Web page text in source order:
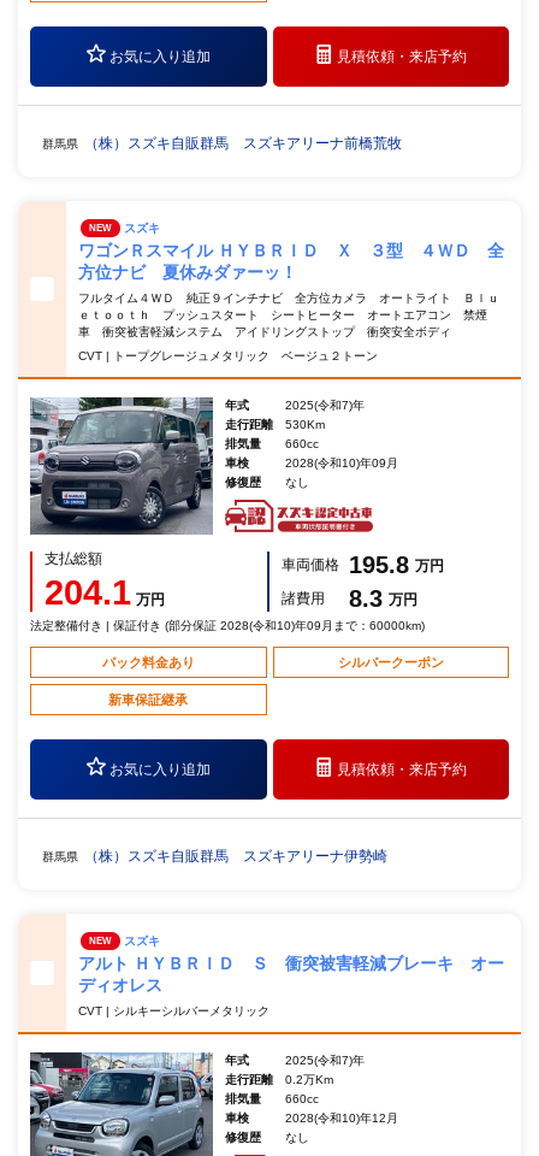
お気に入り追加 見積依頼・来店予約
群馬県 （株）スズキ自販群馬 スズキアリーナ前橋荒牧
NEW スズキ
ワゴンＲスマイル ＨＹＢＲＩＤ Ｘ ３型 ４ＷＤ 全
方位ナビ 夏休みダァーッ！
フルタイム４ＷＤ 純正９インチナビ 全方位カメラ オートライト Ｂｌｕ
ｅｔｏｏｔｈ プッシュスタート シートヒーター オートエアコン 禁煙
車 衝突被害軽減システム アイドリングストップ 衝突安全ボディ
CVT | トープグレージュメタリック ベージュ２トーン
年式
2025(令和7)年
走行距離
530Km
排気量
660cc
車検
2028(令和10)年09月
修復歴
なし
支払総額
204.1 万円
車両価格 195.8 万円
諸費用
8.3 万円
法定整備付き | 保証付き (部分保証 2028(令和10)年09月まで：60000km)
パック料金あり シルバークーポン
新車保証継承
お気に入り追加 見積依頼・来店予約
群馬県 （株）スズキ自販群馬 スズキアリーナ伊勢崎
NEW スズキ
アルト ＨＹＢＲＩＤ Ｓ 衝突被害軽減ブレーキ オー
ディオレス
CVT | シルキーシルバーメタリック
年式
2025(令和7)年
走行距離
0.2万Km
排気量
660cc
車検
2028(令和10)年12月
修復歴
なし